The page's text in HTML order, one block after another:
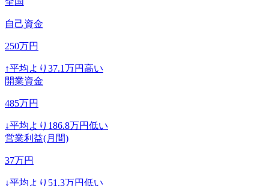
自己資金
250万円
↑平均より 37.1万円高い
開業資金
485万円
↓平均より 186.8万円低い
営業利益(月間)
37万円
↓平均より 51.3万円低い